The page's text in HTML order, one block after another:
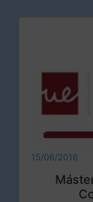
15/06/2016